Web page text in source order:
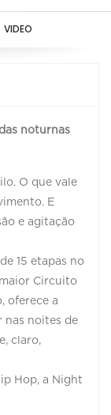
VIDEO
noturnas
O que vale
E
e agitação
15 etapas no
Circuito
oferece a
nas noites de
claro,
Hop, a Night